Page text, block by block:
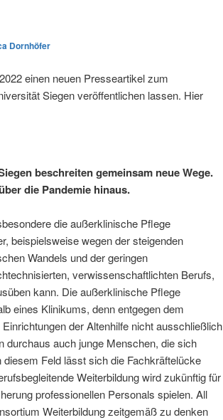
Dornhöfer
einen neuen Presseartikel zum
Siegen veröffentlichen lassen. Hier
beschreiten gemeinsam neue Wege.
die Pandemie hinaus.
die außerklinische Pflege
beispielsweise wegen der steigenden
Wandels und der geringen
verwissenschaftlichten Berufs,
kann. Die außerklinische Pflege
eines Klinikums, denn entgegen dem
der Altenhilfe nicht ausschließlich
durchaus auch junge Menschen, die sich
Feld lässt sich die Fachkräftelücke
Weiterbildung wird zukünftig für
professionellen Personals spielen. All
Weiterbildung zeitgemäß zu denken